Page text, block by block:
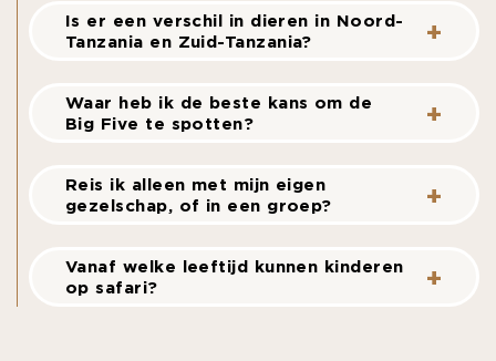
Is er een verschil in dieren in Noord-
Tanzania en Zuid-Tanzania?
Waar heb ik de beste kans om de
Big Five te spotten?
Reis ik alleen met mijn eigen
gezelschap, of in een groep?
Vanaf welke leeftijd kunnen kinderen
op safari?